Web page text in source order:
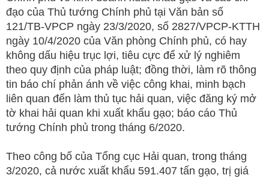
đạo của Thủ tướng Chính phủ tại Văn bản số
121/TB-VPCP ngày 23/3/2020, số 2827/VPCP-KTTH
ngày 10/4/2020 của Văn phòng Chính phủ, có hay
không dấu hiệu trục lợi, tiêu cực để xử lý nghiêm
theo quy định của pháp luật; đồng thời, làm rõ thông
tin báo chí phản ánh về việc công khai, minh bạch
liên quan đến làm thủ tục hải quan, việc đăng ký mở
tờ khai hải quan khi xuất khẩu gạo; báo cáo Thủ
tướng Chính phủ trong tháng 6/2020.
Theo công bố của Tổng cục Hải quan, trong tháng
3/2020, cả nước xuất khẩu 591.407 tấn gạo, trị giá